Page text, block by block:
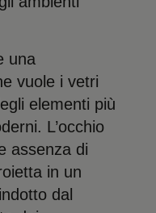
una
vuole i vetri
elementi più
L’occhio
assenza di
in un
dal